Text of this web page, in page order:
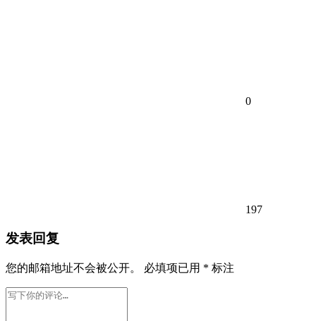
0
197
发表回复
您的邮箱地址不会被公开。 必填项已用 * 标注